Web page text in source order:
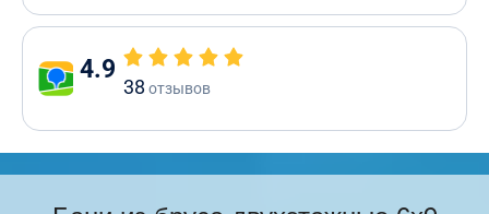
4.9
38 отзывов